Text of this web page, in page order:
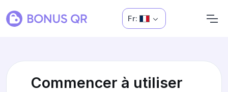
Fr:
Commencer à utiliser